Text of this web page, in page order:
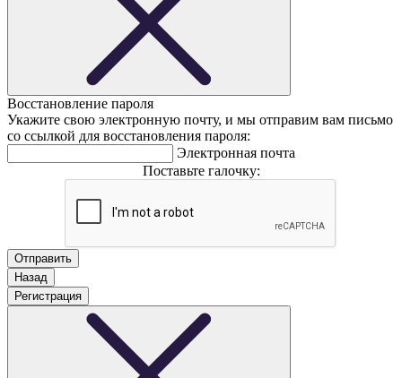
Восстановление пароля
Укажите свою электронную почту, и мы отправим вам письмо
со ссылкой для восстановления пароля:
Электронная почта
Поставьте галочку:
Назад
Регистрация